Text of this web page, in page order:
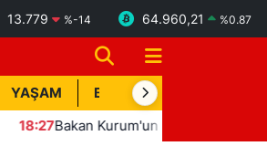
13.779 %-14 64.960,21 %0.87
YAŞAM BİK İLAN
Bakan Kurum'un katılımıyla Hatay'da